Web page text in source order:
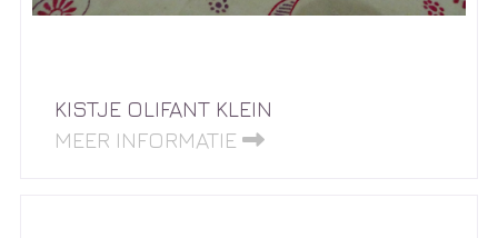
KISTJE OLIFANT KLEIN
MEER INFORMATIE